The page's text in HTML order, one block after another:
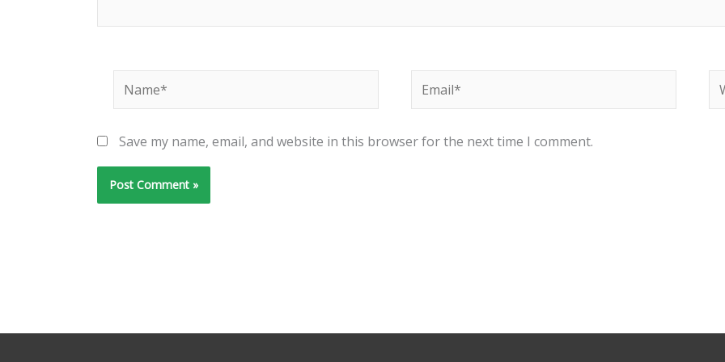
Name* Email*
Save my name, email, and website in this browser for the next time I comment.